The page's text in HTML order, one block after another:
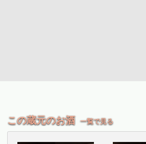
この蔵元のお酒 一覧で見る